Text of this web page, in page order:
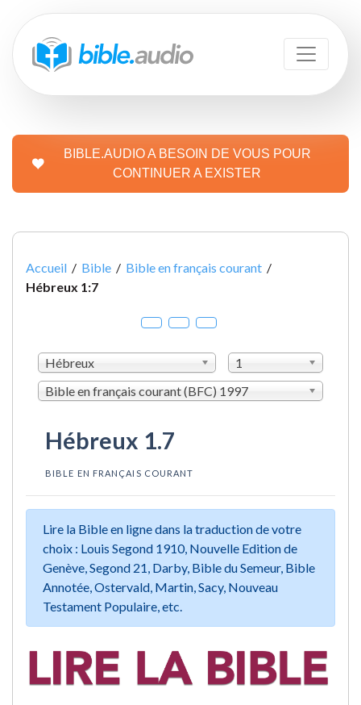
BIBLE.AUDIO A BESOIN DE VOUS POUR
CONTINUER A EXISTER
Accueil / Bible / Bible en français courant /
Hébreux 1:7
Hébreux
1
Bible en français courant (BFC) 1997
Hébreux 1.7
BIBLE EN FRANÇAIS COURANT
Lire la Bible en ligne dans la traduction de votre
choix : Louis Segond 1910, Nouvelle Edition de
Genève, Segond 21, Darby, Bible du Semeur, Bible
Annotée, Ostervald, Martin, Sacy, Nouveau
Testament Populaire, etc.